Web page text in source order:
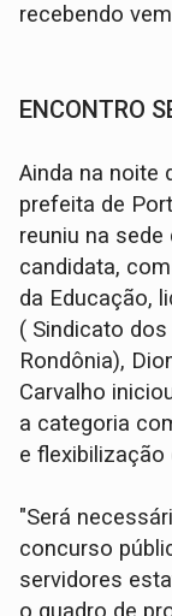
recebendo
ENCONTRO
Ainda na noite
prefeita de
reuniu na
candidata,
da Educação,
( Sindicato
Rondônia),
Carvalho
a categoria
e
"Será
concurso
servidores